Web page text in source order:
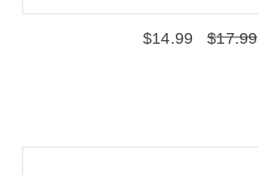
$17.99
$14.99